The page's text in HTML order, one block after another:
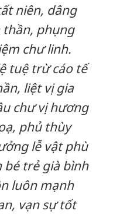
niên, dâng
thần, phụng
chư linh.
tuệ trừ cáo tế
liệt vị gia
chư vị hương
phủ thùy
lễ vật phù
bé trẻ già bình
luôn mạnh
vạn sự tốt